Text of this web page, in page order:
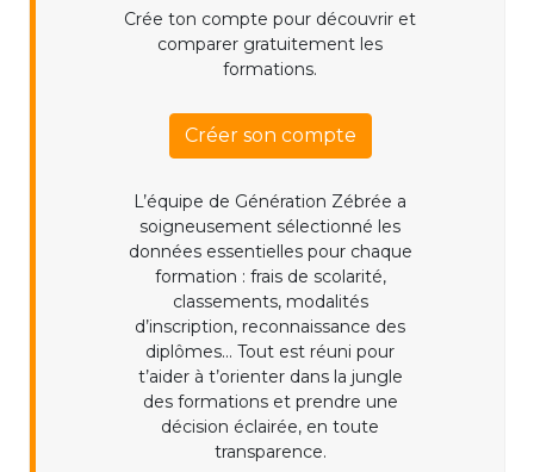
Crée ton compte pour découvrir et
comparer gratuitement les
formations.
Créer son compte
L’équipe de Génération Zébrée a
soigneusement sélectionné les
données essentielles pour chaque
formation : frais de scolarité,
classements, modalités
d’inscription, reconnaissance des
diplômes... Tout est réuni pour
t’aider à t’orienter dans la jungle
des formations et prendre une
décision éclairée, en toute
transparence.